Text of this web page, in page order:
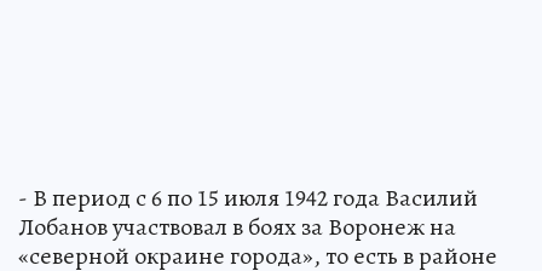
- В период с 6 по 15 июля 1942 года Василий
Лобанов участвовал в боях за Воронеж на
«северной окраине города», то есть в районе